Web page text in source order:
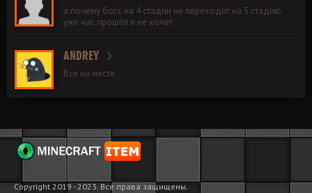
а почему босс на 4 стадии не переходит на 5 стадию
уже час прошёл и не хочет
ANDREY
Все на месте
Copyright 2019 - 2023. Все права защищены.